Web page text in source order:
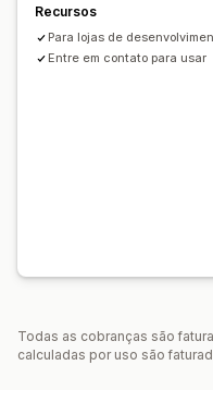
Embalagem de presente
Complementos de produto
Desempenho do funil
Recursos
Para lojas de
Entre em contato para usar
Todas as cobranças são
calculadas por uso são